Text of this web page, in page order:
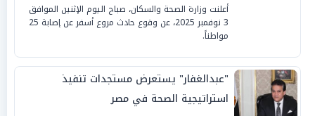
أعلنت وزارة الصحة والسكان، صباح اليوم الإثنين الموافق
3 نوفمبر 2025، عن وقوع حادث مروع أسفر عن إصابة 25
مواطناً.
"عبدالغفار" يستعرض مستجدات تنفيذ
استراتيجية الصحة في مصر